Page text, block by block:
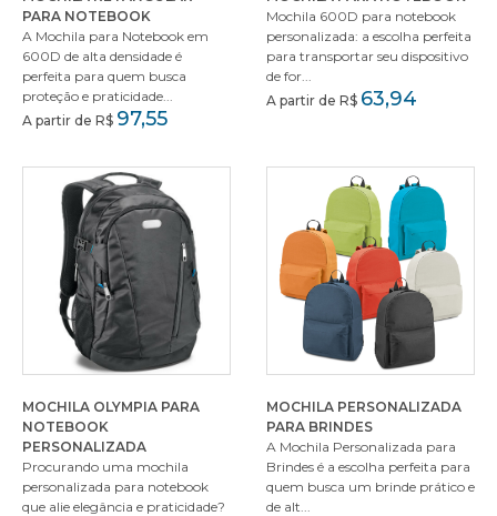
PARA NOTEBOOK
A Mochila para Notebook em
600D de alta densidade é
perfeita para quem busca
proteção e praticidade...
A partir de R$ 97,55
Mochila 600D para notebook
personalizada: a escolha perfeita
para transportar seu dispositivo
de for...
A partir de R$ 63,94
MOCHILA OLYMPIA PARA
NOTEBOOK
PERSONALIZADA
Procurando uma mochila
personalizada para notebook
que alie elegância e praticidade?
MOCHILA PERSONALIZADA
PARA BRINDES
A Mochila Personalizada para
Brindes é a escolha perfeita para
quem busca um brinde prático e
de alt...